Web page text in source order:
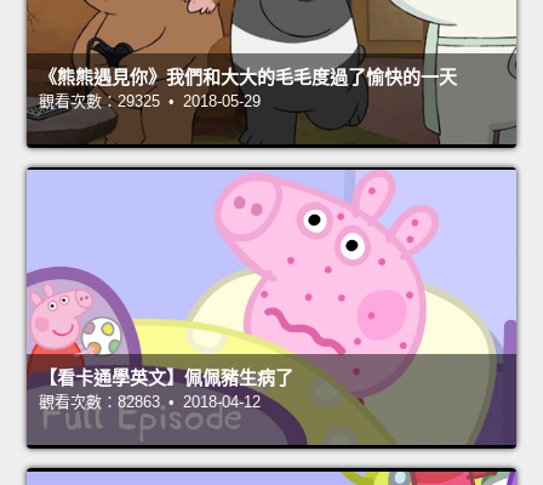
《熊熊遇見你》我們和大大的毛毛度過了愉快的一天
觀看次數：29325 • 2018-05-29
【看卡通學英文】佩佩豬生病了
觀看次數：82863 • 2018-04-12